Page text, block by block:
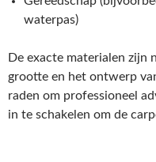
waterpas)
De exacte materialen zijn
grootte en het ontwerp
raden om professioneel
in te schakelen om de